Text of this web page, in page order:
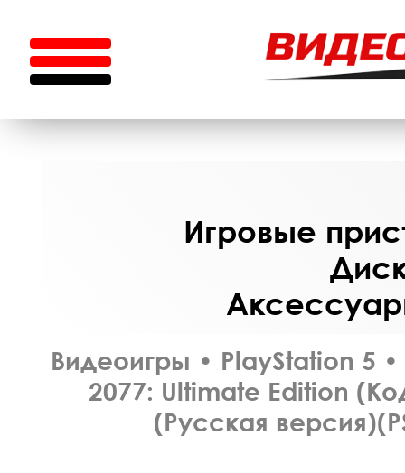
Игровые
Видеоигры • PlayStation 5 •
2077: Ultimate Edition
(Русская